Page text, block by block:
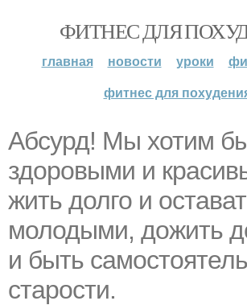
ФИТНЕС ДЛЯ
главная новости уроки
фитнес для
Абсурд! Мы хотим
здоровыми и
жить долго и
молодыми, дожить
и быть
старости.